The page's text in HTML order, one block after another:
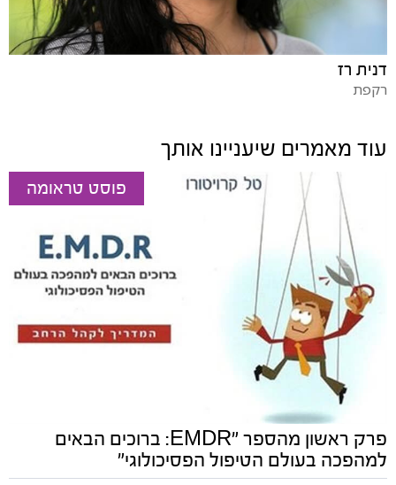
דנית רז
רקפת
עוד מאמרים שיעניינו אותך
פוסט טראומה
פרק ראשון מהספר "EMDR: ברוכים הבאים
למהפכה בעולם הטיפול הפסיכולוגי"